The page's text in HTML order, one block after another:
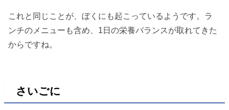
これと同じことが、ぼくにも起こっているようです。ラ
ンチのメニューも含め、1日の栄養バランスが取れてきた
からですね。
さいごに